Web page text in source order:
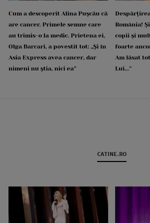
Cum a descoperit Alina Pușcău că
are cancer. Primele semne care
au trimis-o la medic. Prietena ei,
Olga Barcari, a povestit tot: „Și în
Asia Express avea cancer, dar
nimeni nu știa, nici ea”
România!
copii și
foarte
Am lăsat
Lui...”
CATINE.RO